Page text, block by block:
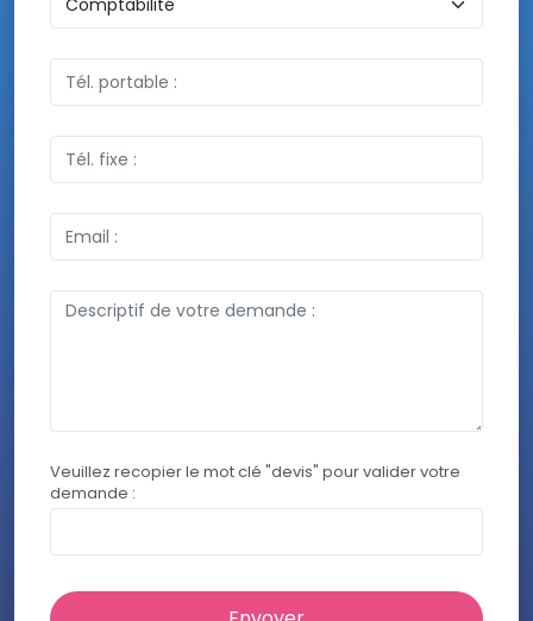
Veuillez recopier le mot clé "devis" pour valider votre
demande :